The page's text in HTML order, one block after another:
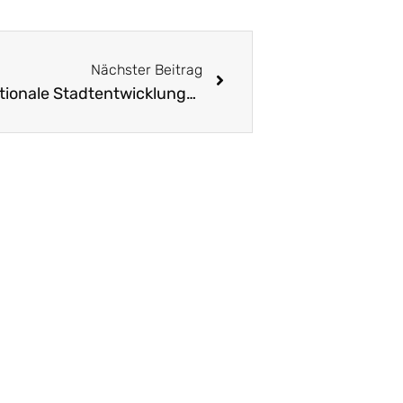
Nächster Beitrag
16. Bundeskongress für Nationale Stadtentwicklungspolitik